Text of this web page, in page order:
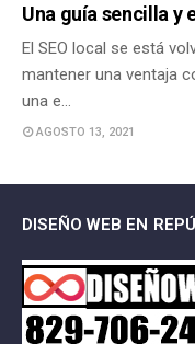
Una guía sencilla y
El SEO local se está
mantener una ventaja
una e…
AGOSTO 13, 2021
DISEÑO WEB EN